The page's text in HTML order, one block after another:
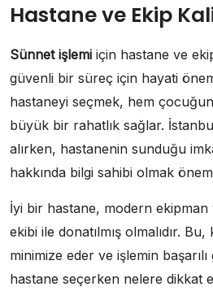
Hastane ve Ekip
Sünnet işlemi için hastane ve
güvenli bir süreç için hayati
hastaneyi seçmek, hem
büyük bir rahatlık sağlar.
alırken, hastanenin sunduğu
hakkında bilgi sahibi olmak
İyi bir hastane, modern ekipman
ekibi ile donatılmış olmalıdır.
minimize eder ve işlemin
hastane seçerken nelere dikkat